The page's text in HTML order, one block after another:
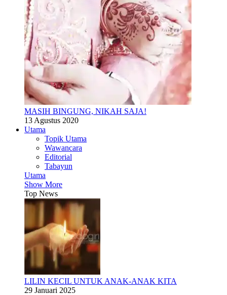
MASIH BINGUNG, NIKAH SAJA!
13 Agustus 2020
Utama
Topik Utama
Wawancara
Editorial
Tabayun
Utama
Show More
Top News
LILIN KECIL UNTUK ANAK-ANAK KITA
29 Januari 2025